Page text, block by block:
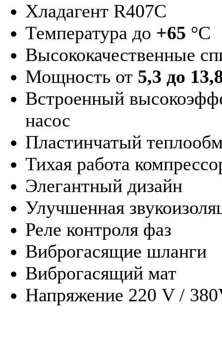
Хладагент R407C
Температура до +65 °C
Высококачественные
Мощность от 5,3 до
Встроенный
насос
Пластинчатый
Тихая работа
Элегантный дизайн
Улучшенная
Реле контроля фаз
Виброгасящие шланги
Виброгасящий мат
Напряжение 220 V /